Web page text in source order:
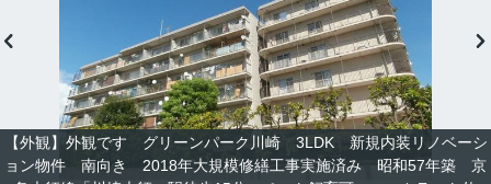
【外観】外観です グリーンパーク川崎 3LDK 新規内装リノベーシ
ョン物件 南向き 2018年大規模修繕工事実施済み 昭和57年築 京